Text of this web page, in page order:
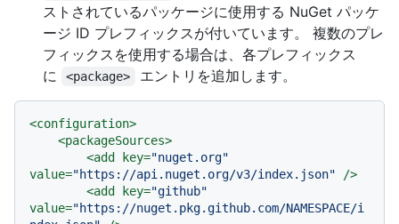
ストされているパッケージに使用する NuGet パッケ
ージ ID プレフィックスが付いています。 複数のプレ
フィックスを使用する場合は、各プレフィックス
に
<package> エントリを追加します。
<configuration>
<packageSources>
<add key="nuget.org"
value="https://api.nuget.org/v3/index.json" />
<add key="github"
value="https://nuget.pkg.github.com/NAMESPACE/i